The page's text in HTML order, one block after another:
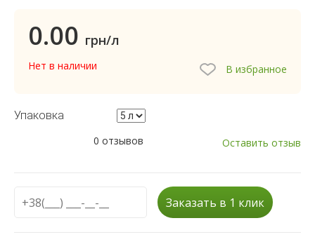
0.00 грн/л
Нет в наличии В избранное
Упаковка
0 отзывов
Оставить отзыв
Заказать в 1 клик